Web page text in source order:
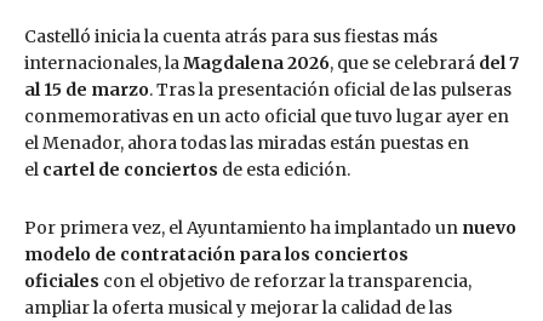
Castelló inicia la cuenta atrás para sus fiestas más
internacionales, laMagdalena 2026, que se celebrará del 7
al 15 de marzo. Tras la presentación oficial de las pulseras
conmemorativas en un acto oficial que tuvo lugar ayer en
el Menador, ahora todas las miradas están puestas en
el cartel de conciertos de esta edición.
Por primera vez, el Ayuntamiento ha implantado un nuevo
modelo de contratación para los conciertos
oficiales con el objetivo de reforzar la transparencia,
ampliar la oferta musical y mejorar la calidad de las